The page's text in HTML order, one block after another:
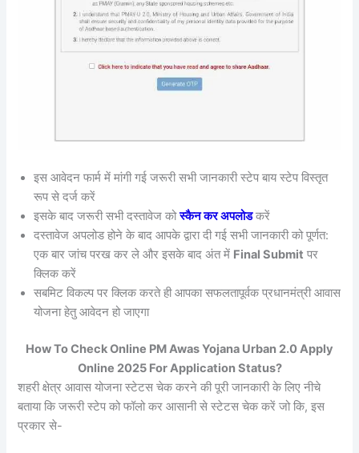
इस आवेदन फार्म में मांगी गई जरूरी सभी जानकारी स्टेप बाय स्टेप विस्तृत
रूप से दर्ज करें
इसके बाद जरूरी सभी दस्तावेज कोस्कैन कर अपलोडकरें
दस्तावेज अपलोड होने के बाद आपके द्वारा दी गई सभी जानकारी को पूर्णत:
एक बार जांच परख कर ले और इसके बाद अंत में Final Submit पर
क्लिक करें
सबमिट विकल्प पर क्लिक करते ही आपका सफलतापूर्वक प्रधानमंत्री आवास
योजना हेतु आवेदन हो जाएगा
How To Check Online PM Awas Yojana Urban 2.0 Apply
Online 2025 For Application Status?
शहरी क्षेत्र आवास योजना स्टेटस चेक करने की पूरी जानकारी के लिए नीचे
बताया कि जरूरी स्टेप को फॉलो कर आसानी से स्टेटस चेक करें जो कि, इस
प्रकार से-